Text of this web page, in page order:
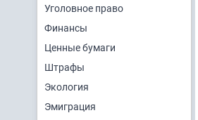
Уголовное право
Финансы
Ценные бумаги
Штрафы
Экология
Эмиграция